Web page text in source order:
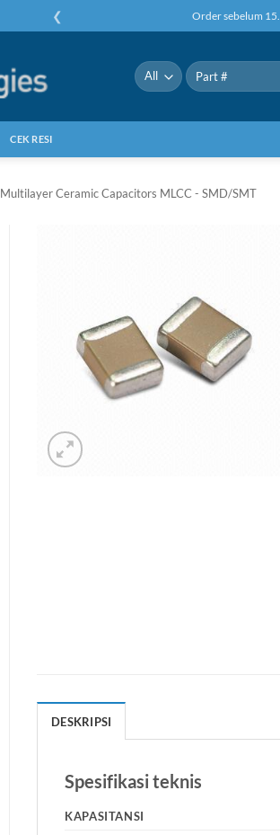
❮ Order sebelum
Pencarian
untuk:
CEK RESI
Multilayer Ceramic Capacitors MLCC - SMD/SMT
DESKRIPSI
Spesifikasi teknis
KAPASITANSI